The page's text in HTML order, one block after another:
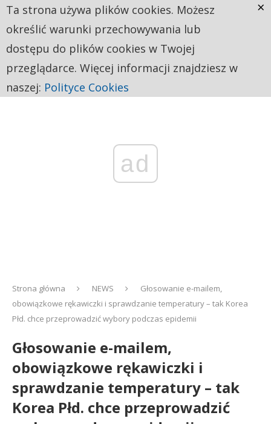
ad
Strona główna NEWS
Głosowanie e-mailem,
obowiązkowe rękawiczki i sprawdzanie temperatury – tak Korea
Płd. chce przeprowadzić wybory podczas epidemii
Głosowanie e-mailem,
obowiązkowe rękawiczki i
sprawdzanie temperatury – tak
Korea Płd. chce przeprowadzić
Ta strona używa plików cookies. Możesz
określić warunki przechowywania lub
dostępu do plików cookies w Twojej
przeglądarce. Więcej informacji znajdziesz w
naszej: Polityce Cookies
×